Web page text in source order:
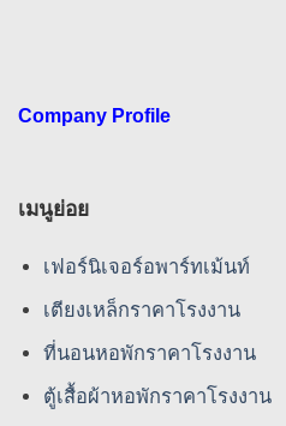
Company Profile
เมนูย่อย
เฟอร์นิเจอร์อพาร์ทเม้นท์
เตียงเหล็กราคาโรงงาน
ที่นอนหอพักราคาโรงงาน
ตู้เสื้อผ้าหอพักราคาโรงงาน